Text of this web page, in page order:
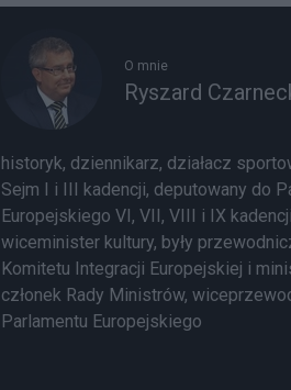
O mnie
Ryszard
historyk, dziennikarz, działacz
Sejm I i III kadencji, deputowany do
Europejskiego VI, VII, VIII i IX
wiceminister kultury, były
Komitetu Integracji Europejskiej i
członek Rady Ministrów,
Parlamentu Europejskiego